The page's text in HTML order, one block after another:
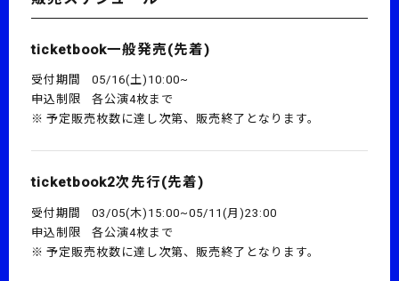
ticketbook一般発売(先着)
受付期間
05/16(土)10:00~
申込制限
各公演4枚まで
予定販売枚数に達し次第、販売終了となります。
ticketbook2次先行(先着)
受付期間
03/05(木)15:00~05/11(月)23:00
申込制限
各公演4枚まで
予定販売枚数に達し次第、販売終了となります。